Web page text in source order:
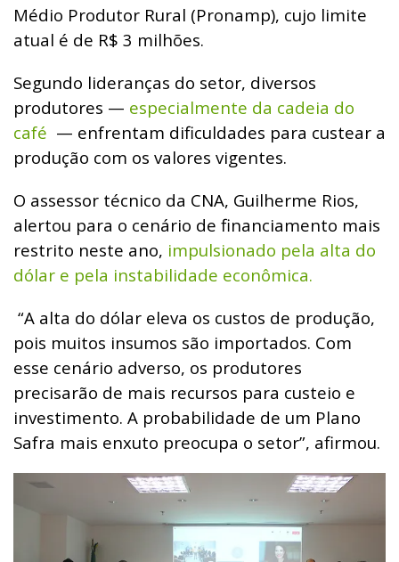
Médio Produtor Rural (Pronamp), cujo limite
atual é de R$ 3 milhões.
Segundo lideranças do setor, diversos
produtores — especialmente da cadeia do
café — enfrentam dificuldades para custear a
produção com os valores vigentes.
O assessor técnico da CNA, Guilherme Rios,
alertou para o cenário de financiamento mais
restrito neste ano, impulsionado pela alta do
dólar e pela instabilidade econômica.
“A alta do dólar eleva os custos de produção,
pois muitos insumos são importados. Com
esse cenário adverso, os produtores
precisarão de mais recursos para custeio e
investimento. A probabilidade de um Plano
Safra mais enxuto preocupa o setor”, afirmou.